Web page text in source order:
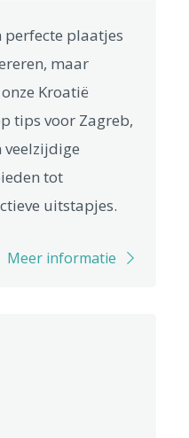
perfecte plaatjes
maar
Kroatië
tips voor Zagreb,
veelzijdige
tot
uitstapjes.
Meer informatie